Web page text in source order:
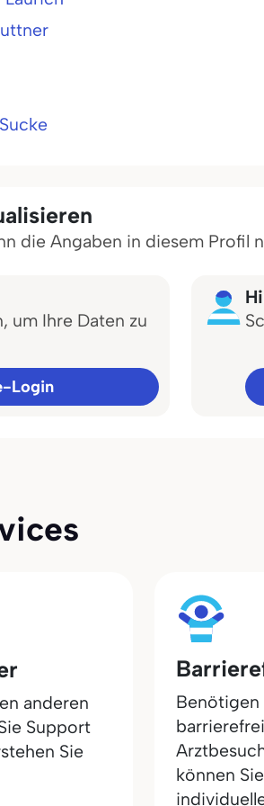
die Angaben in diesem Profil
um Ihre Daten zu
Login
anderen
Support
Sie
Benötigen
können